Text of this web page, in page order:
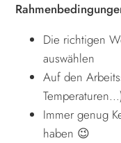
Die richtigen
auswählen
Auf den
Immer genug
haben 😉